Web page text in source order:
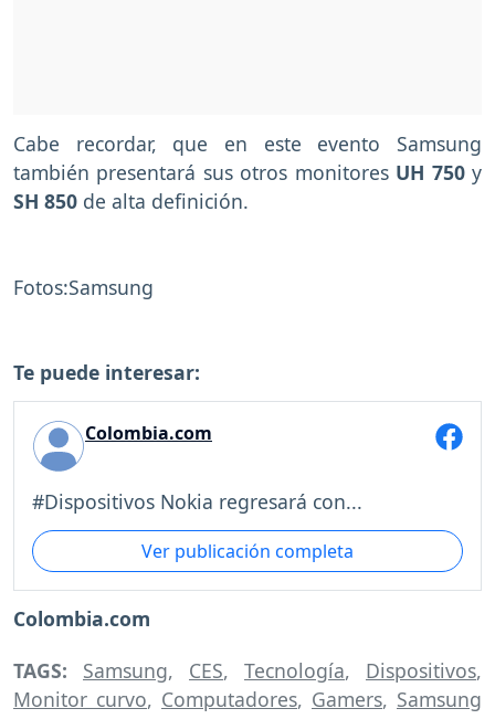
Cabe recordar, que en este evento Samsung
también presentará sus otros monitores UH 750y
SH 850 de alta definición.
Fotos:Samsung
Te puede interesar:
Colombia.com
#Dispositivos Nokia regresará con...
Ver publicación completa
Colombia.com
TAGS: Samsung, CES, Tecnología, Dispositivos,
Monitor curvo, Computadores, Gamers, Samsung